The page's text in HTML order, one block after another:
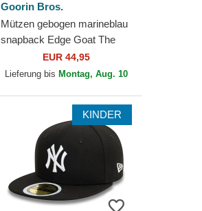
Goorin Bros.
Mützen gebogen marineblau
snapback Edge Goat The
Farm Goorin Bros.
EUR 44,95
Lieferung bis Montag, Aug. 10
KINDER